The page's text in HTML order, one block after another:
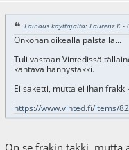
Lainaus käyttäjältä: Laurenz K
Onkohan oikealla palstalla...
Tuli vastaan Vintedissä
kantava hännystakki.
Ei saketti, mutta ei ihan
https://www.vinted.fi/items/
On se frakin takki, mutta